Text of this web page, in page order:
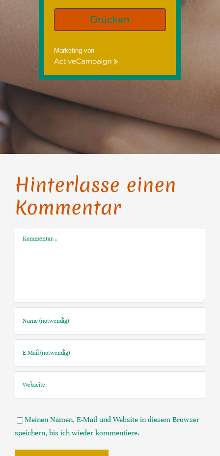
Drücken
Marketing von
ActiveCampaign
Hinterlasse einen
Kommentar
Kommentar
Meinen Namen, E-Mail und Website in diesem Browser
speichern, bis ich wieder kommentiere.